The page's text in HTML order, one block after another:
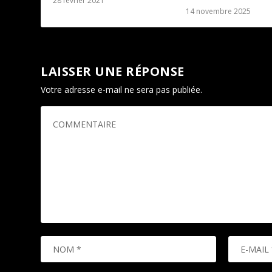
14 novembre 2025
LAISSER UNE RÉPONSE
Votre adresse e-mail ne sera pas publiée.